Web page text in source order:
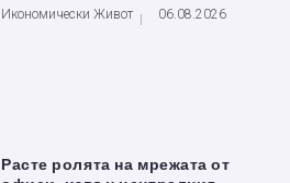
Икономически Живот 06.08.2026
Расте ролята на мрежата от